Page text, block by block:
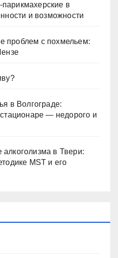
в
и возможности
проблем с похмельем:
в Волгограде:
— недорого и
в Твери:
MST и его